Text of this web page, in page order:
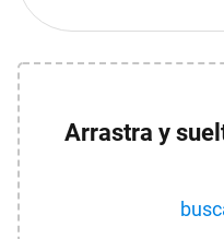
Arrastra y